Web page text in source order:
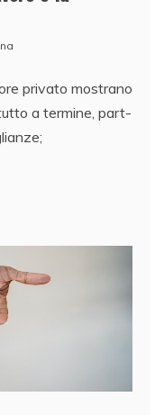
privato mostrano
a termine, part-